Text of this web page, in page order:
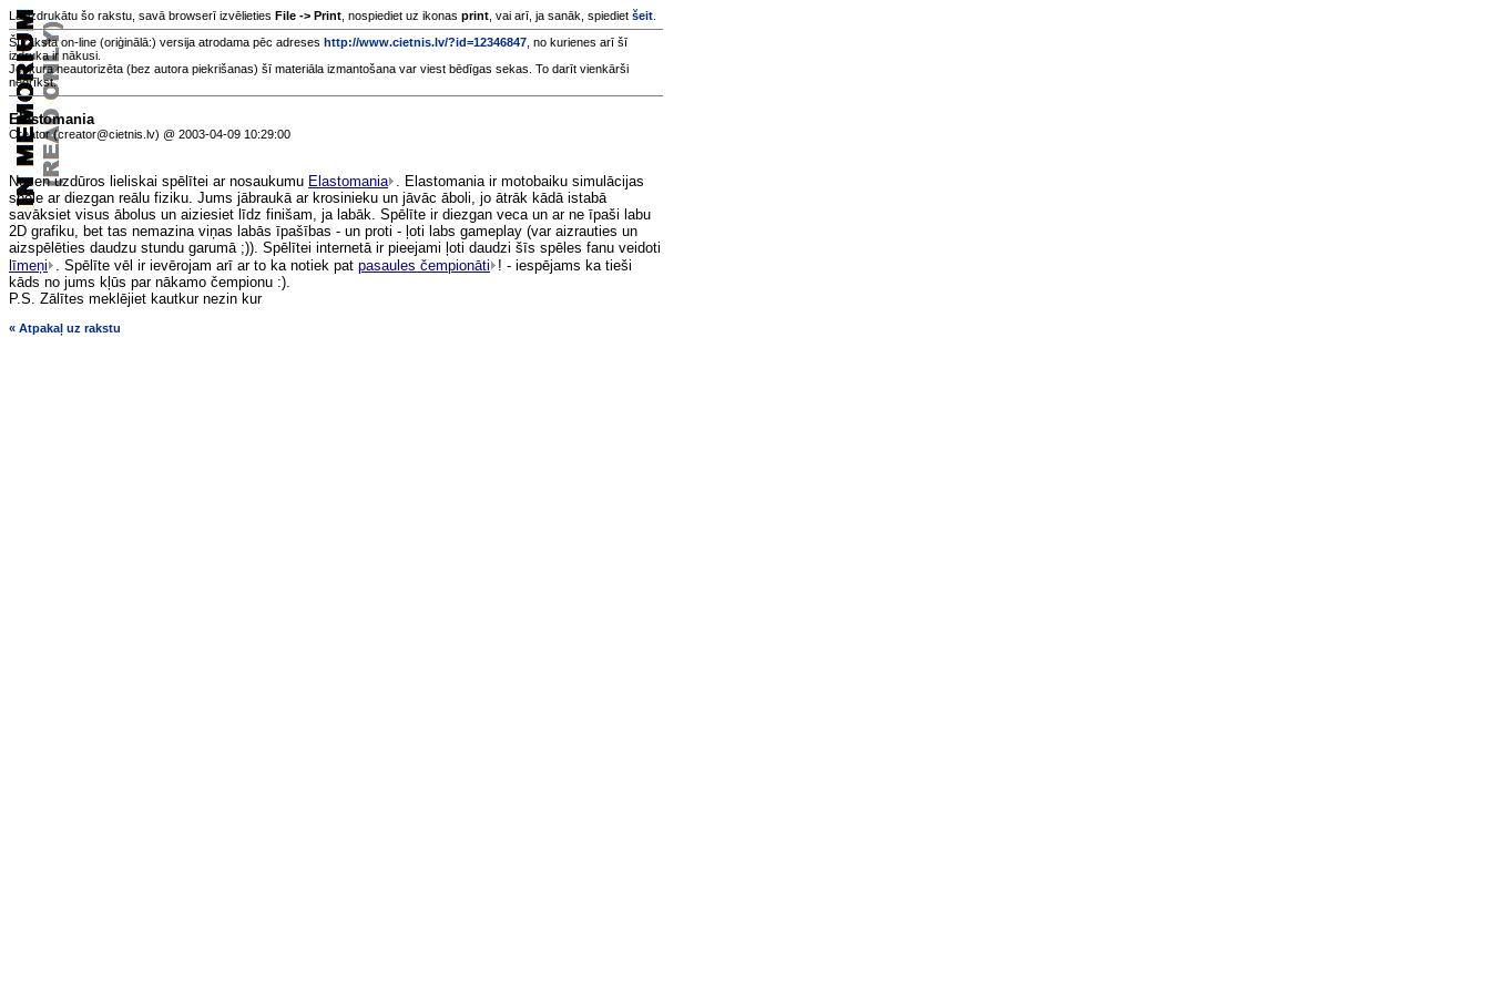
Lai izdrukātu šo rakstu, savā browserī izvēlieties File -> Print , nospiediet uz ikonas print , vai arī, ja sanāk, spiediet šeit
Šī raksta on-line (oriģinālā:) versija atrodama pēc adreses http://www.cietnis.lv/?id=12346847 , no kurienes arī šī
izdruka ir nākusi.
Jebkura neautorizēta (bez autora piekrišanas) šī materiāla izmantošana var viest bēdīgas sekas. To darīt vienkārši
nedrīkst.
Elastomania
Creator (creator@cietnis.lv) @ 2003-04-09 10:29:00
Nesen uzdūros lieliskai spēlītei ar nosaukumu Elastomania . Elastomania ir motobaiku simulācijas
spēle ar diezgan reālu fiziku. Jums jābraukā ar krosinieku un jāvāc āboli, jo ātrāk kādā istabā
savāksiet visus ābolus un aiziesiet līdz finišam, ja labāk. Spēlīte ir diezgan veca un ar ne īpaši labu
2D grafiku, bet tas nemazina viņas labās īpašības - un proti - ļoti labs gameplay (var aizrauties un
aizspēlēties daudzu stundu garumā ;)). Spēlītei internetā ir pieejami ļoti daudzi šīs spēles fanu veidoti
līmeņi . Spēlīte vēl ir ievērojam arī ar to ka notiek pat pasaules čempionāti ! - iespējams ka tieši
kāds no jums kļūs par nākamo čempionu :).
P.S. Zālītes meklējiet kautkur nezin kur
« Atpakaļ uz rakstu